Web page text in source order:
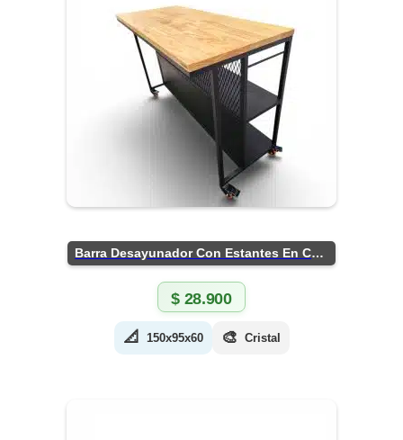
Barra Desayunador Con Estantes En Chapa
$28.900
📐 150x95x60 🎨 Cristal